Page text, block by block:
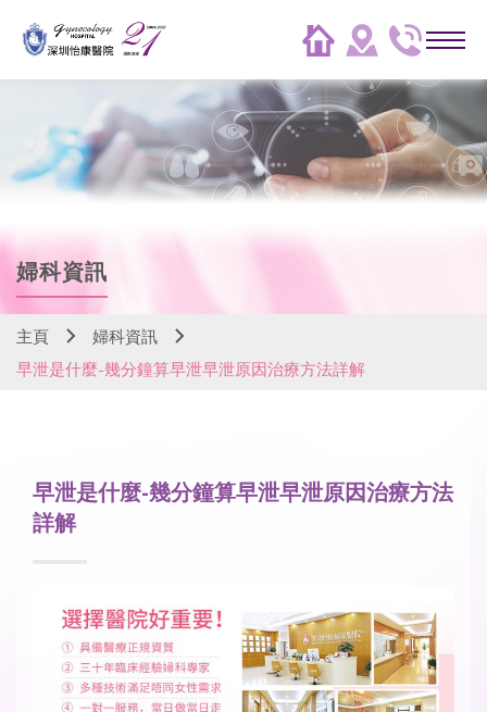
婦科資訊
主頁
婦科資訊
早泄是什麼-幾分鐘算早泄早泄原因治療方法詳解
早泄是什麼-幾分鐘算早泄早泄原因治療方法
詳解